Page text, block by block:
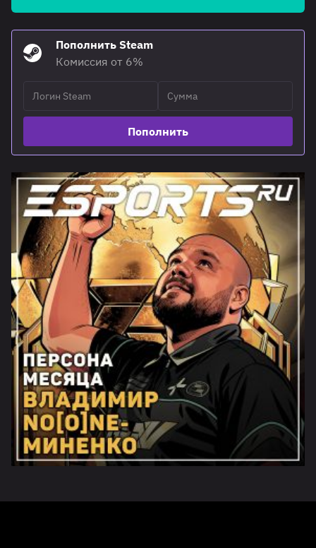
Пополнить Steam
Комиссия от 6%
Пополнить